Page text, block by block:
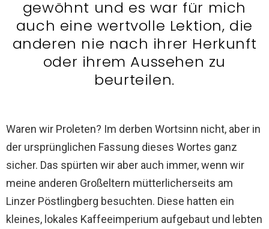
gewöhnt und es war für mich
auch eine wertvolle Lektion, die
anderen nie nach ihrer Herkunft
oder ihrem Aussehen zu
beurteilen.
Waren wir Proleten? Im derben Wortsinn nicht, aber in
der ursprünglichen Fassung dieses Wortes ganz
sicher. Das spürten wir aber auch immer, wenn wir
meine anderen Großeltern mütterlicherseits am
Linzer Pöstlingberg besuchten. Diese hatten ein
kleines, lokales Kaffeeimperium aufgebaut und lebten